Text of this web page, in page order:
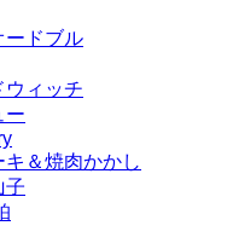
ードブル
ウィッチ
ー
＆焼肉かかし
子